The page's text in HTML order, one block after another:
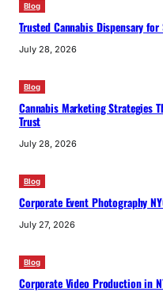
Blog
Trusted Cannabis Dispensary
July 28, 2026
Blog
Cannabis Marketing Strategies
Trust
July 28, 2026
Blog
Corporate Event Photography
July 27, 2026
Blog
Corporate Video Production in